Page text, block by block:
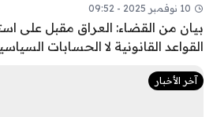
10 نوفمبر 2025 - 09:52
بيان من القضاء: العراق مقبل على
القواعد القانونية لا الحسابات
آخر الأخبار